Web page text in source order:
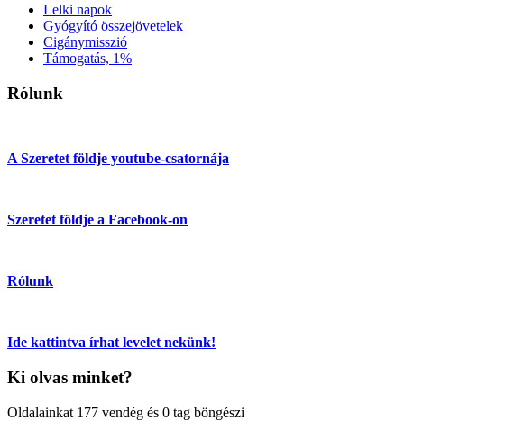
Lelki napok
Gyógyító összejövetelek
Cigánymisszió
Támogatás, 1%
Rólunk
A Szeretet földje youtube-csatornája
Szeretet földje a Facebook-on
Rólunk
Ide kattintva írhat levelet nekünk!
Ki olvas minket?
Oldalainkat 177 vendég és 0 tag böngészi